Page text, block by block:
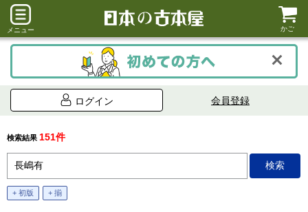
メニュー かご
ログイン 会員登録
検索結果 151件
+ 初版 + 揃